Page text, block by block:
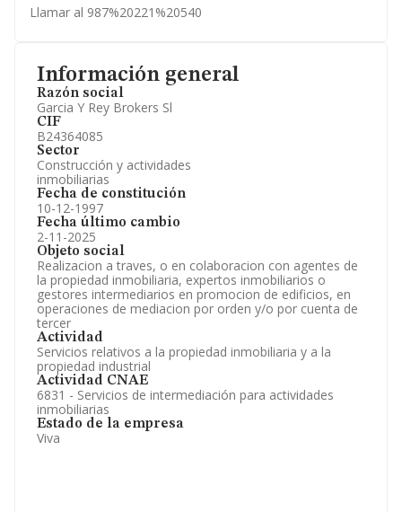
Información general
Razón social
Garcia Y Rey Brokers Sl
CIF
B24364085
Sector
Construcción y actividades
inmobiliarias
Fecha de constitución
10-12-1997
Fecha último cambio
2-11-2025
Objeto social
Realizacion a traves, o en colaboracion con agentes de
la propiedad inmobiliaria, expertos inmobiliarios o
gestores intermediarios en promocion de edificios, en
operaciones de mediacion por orden y/o por cuenta de
tercer
Actividad
Servicios relativos a la propiedad inmobiliaria y a la
propiedad industrial
Actividad CNAE
6831 - Servicios de intermediación para actividades
inmobiliarias
Estado de la empresa
Viva
Llamar al 987%20221%20540